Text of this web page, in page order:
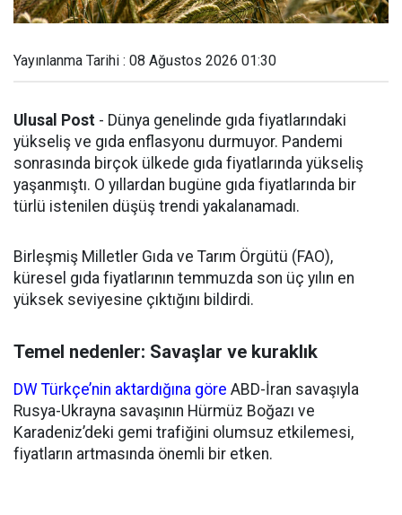
Yayınlanma Tarihi : 08 Ağustos 2026 01:30
Ulusal Post - Dünya genelinde gıda fiyatlarındaki
yükseliş ve gıda enflasyonu durmuyor. Pandemi
sonrasında birçok ülkede gıda fiyatlarında yükseliş
yaşanmıştı. O yıllardan bugüne gıda fiyatlarında bir
türlü istenilen düşüş trendi yakalanamadı.
Birleşmiş Milletler Gıda ve Tarım Örgütü (FAO),
küresel gıda fiyatlarının temmuzda son üç yılın en
yüksek seviyesine çıktığını bildirdi.
Temel nedenler: Savaşlar ve kuraklık
DW Türkçe’nin aktardığına göre ABD-İran savaşıyla
Rusya-Ukrayna savaşının Hürmüz Boğazı ve
Karadeniz’deki gemi trafiğini olumsuz etkilemesi,
fiyatların artmasında önemli bir etken.